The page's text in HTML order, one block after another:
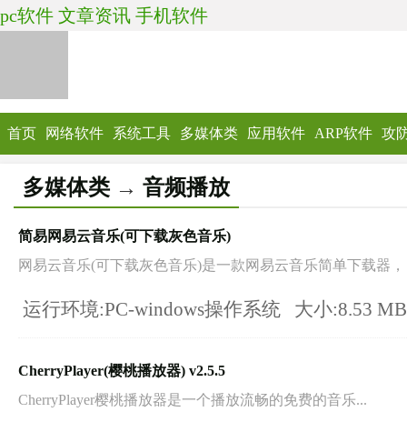
pc软件 文章资讯 手机软件
首页 网络软件 系统工具 多媒体类 应用软件 ARP软件 攻
多媒体类 → 音频播放
简易网易云音乐(可下载灰色音乐)
网易云音乐(可下载灰色音乐)是一款网易云音乐简单下载器
运行环境:PC-windows操作系统 大小:8.53
CherryPlayer(樱桃播放器) v2.5.5
CherryPlayer樱桃播放器是一个播放流畅的免费的音乐...